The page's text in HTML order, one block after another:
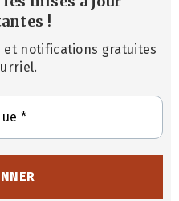
!
et notifications gratuites